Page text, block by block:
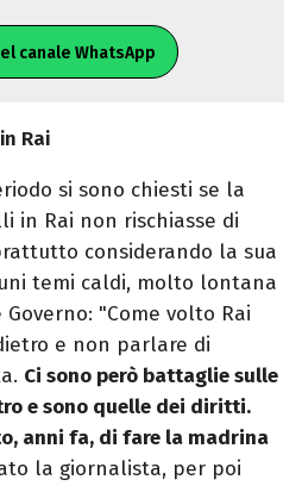
canale WhatsApp
Rai
si sono chiesti se la
in Rai non rischiasse di
considerando la sua
temi caldi, molto lontana
"Come volto Rai
e non parlare di
Ci sono però battaglie sulle
e sono quelle dei diritti.
anni fa, di fare la madrina
la giornalista, per poi